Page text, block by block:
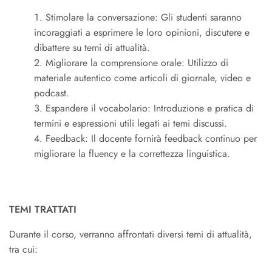
Stimolare la conversazione: Gli studenti saranno
incoraggiati a esprimere le loro opinioni, discutere e
dibattere su temi di attualità.
Migliorare la comprensione orale: Utilizzo di
materiale autentico come articoli di giornale, video e
podcast.
Espandere il vocabolario: Introduzione e pratica di
termini e espressioni utili legati ai temi discussi.
Feedback: Il docente fornirà feedback continuo per
migliorare la fluency e la correttezza linguistica.
TEMI TRATTATI
Durante il corso, verranno affrontati diversi temi di attualità,
tra cui: